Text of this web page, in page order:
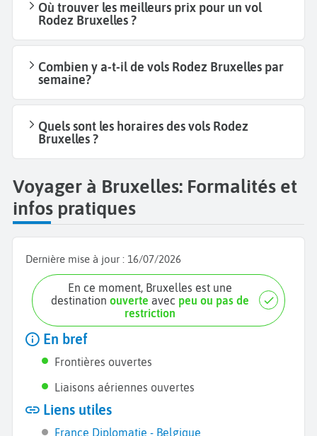
Où trouver les meilleurs prix pour un vol
Rodez Bruxelles ?
Combien y a-t-il de vols Rodez Bruxelles par
semaine?
Quels sont les horaires des vols Rodez
Bruxelles ?
Voyager à Bruxelles: Formalités et
infos pratiques
Dernière mise à jour : 16/07/2026
En ce moment, Bruxelles est une
destinationouverte avec peu ou pas de
restriction
En bref
Frontières ouvertes
Liaisons aériennes ouvertes
Liens utiles
France Diplomatie - Belgique